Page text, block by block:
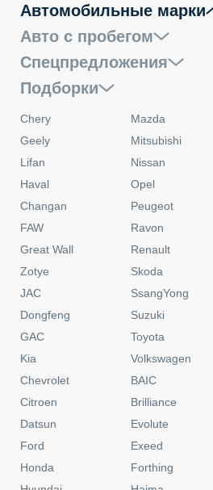
Автомобильные марки
Авто с пробегом
Спецпредложения
Подборки
Chery
Geely
Lifan
Haval
Changan
FAW
Great Wall
Zotye
JAC
Dongfeng
GAC
Kia
Chevrolet
Citroen
Datsun
Ford
Honda
Mazda
Mitsubishi
Nissan
Opel
Peugeot
Ravon
Renault
Skoda
SsangYong
Suzuki
Toyota
Volkswagen
BAIC
Brilliance
Evolute
Exeed
Forthing